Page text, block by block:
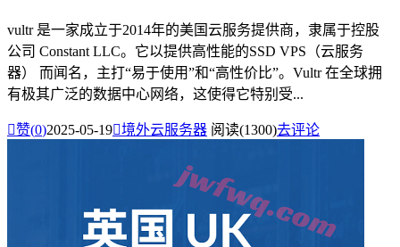
vultr 是一家成立于2014年的美国云服务提供商，隶属于控股
公司 Constant LLC。它以提供高性能的SSD VPS（云服务
器） 而闻名，主打“易于使用”和“高性价比”。Vultr 在全球拥
有极其广泛的数据中心网络，这使得它特别受...
赞(0)2025-05-19境外云服务器 阅读(1300)去评论